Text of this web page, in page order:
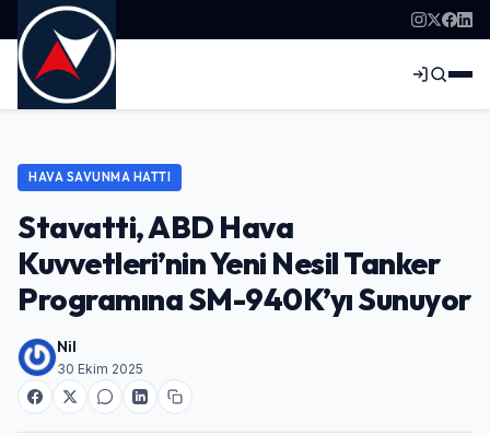
HAVA SAVUNMA HATTI
Stavatti, ABD Hava
Kuvvetleri’nin Yeni Nesil Tanker
Programına SM-940K’yı Sunuyor
Nil
30 Ekim 2025